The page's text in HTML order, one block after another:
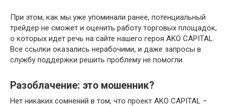
При этом, как мы уже упоминали ранее, потенциальный
трейдер не сможет и оценить работу торговых площадок,
о которых идет речь на сайте нашего героя AKO CAPITAL.
Все ссылки оказались нерабочими, и даже запросы в
службу поддержки решить проблему не помогли.
Разоблачение: это мошенник?
Нет никаких сомнений в том, что проект AKO CAPITAL –